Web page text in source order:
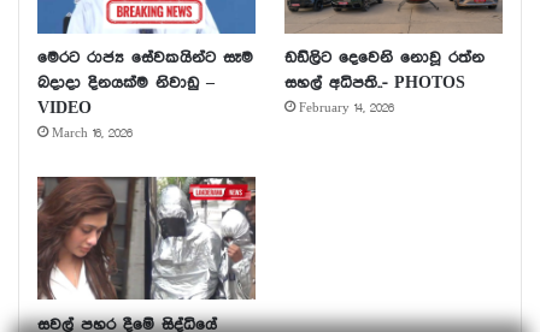
මෙරට රාජ්‍ය සේවකයින්ට සෑම
බදාදා දිනයක්ම නිවාඩු –
VIDEO
March 16, 2026
ඩඩ්ලිට දෙවෙනි නොවූ රත්න
සහල් අධිපති..- PHOTOS
February 14, 2026
සවල් පහර දීමේ සිද්ධියේ